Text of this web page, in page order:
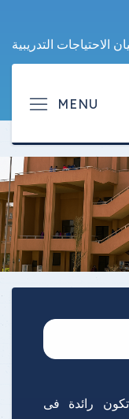
الاحتياجات التدريبية
رائدة فى